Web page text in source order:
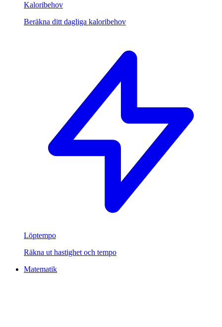
Kaloribehov
Beräkna ditt dagliga kaloribehov
Löptempo
Räkna ut hastighet och tempo
Matematik